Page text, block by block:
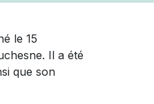
le 15
Il a été
que son